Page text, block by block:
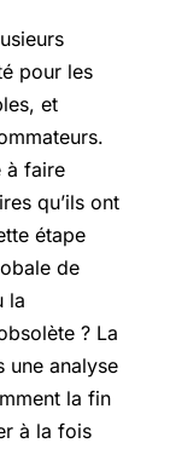
pour les
et
à faire
qu’ils ont
étape
de
la
? La
une analyse
la fin
à la fois